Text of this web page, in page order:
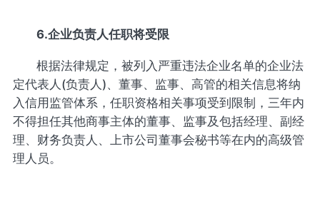
6.企业负责人任职将受限
根据法律规定，被列入严重违法企业名单的企业法
定代表人(负责人)、董事、监事、高管的相关信息将纳
入信用监管体系，任职资格相关事项受到限制，三年内
不得担任其他商事主体的董事、监事及包括经理、副经
理、财务负责人、上市公司董事会秘书等在内的高级管
理人员。